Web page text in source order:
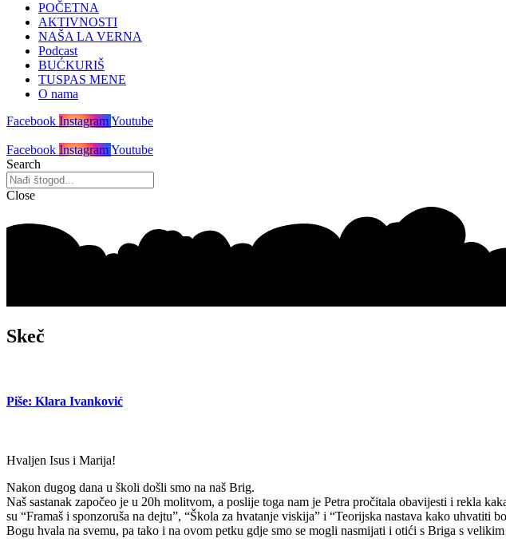
POČETNA
AKTIVNOSTI
NAŠA LA VERNA
Podcast
BUĆKURIŠ
TUSPAS MENE
O nama
Facebook InstagramYoutube
Facebook InstagramYoutube
Search
Close
Skeč
Piše: Klara Ivanković
Hvaljen Isus i Marija!
Nakon dugog dana u školi došli smo na naš Brig.
Naš sastanak započeo je u 20h molitvom, a poslije toga nam je Petra pročitala obavijesti i rekla
su “Framaš i sponzoruša na dejtu”, “Škola za hvatanje viskija” i “Teorijska nastava kako uhvatiti
Bogu hvala na svemu, pa tako i na ovom petku gdje smo se mogli nasmijati i otići s Briga s